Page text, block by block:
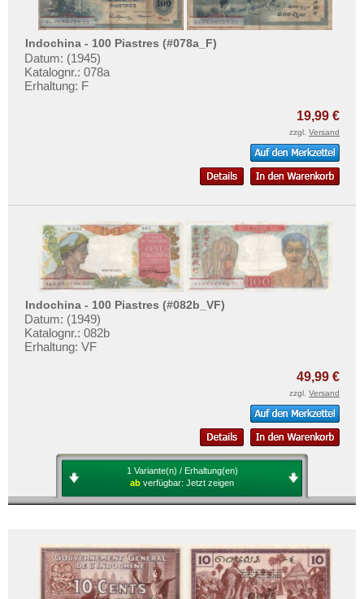
Indochina - 100 Piastres (#078a_F)
Datum: (1945)
Katalognr.: 078a
Erhaltung: F
19,99 €
zzgl. Versand
Indochina - 100 Piastres (#082b_VF)
Datum: (1949)
Katalognr.: 082b
Erhaltung: VF
49,99 €
zzgl. Versand
1 Variante(n) / Erhaltung(en)
ab verfügbar: Jetzt zeigen